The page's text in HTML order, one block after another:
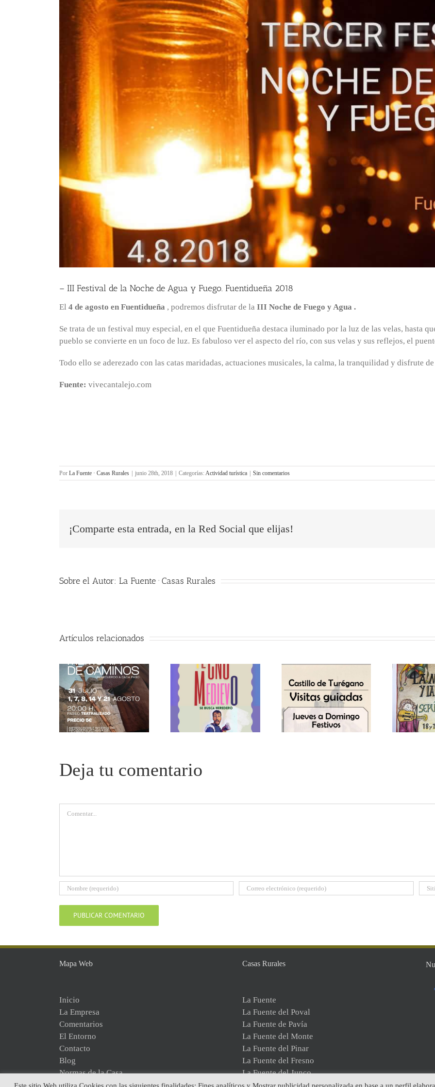
– III Festival de la Noche de Agua y Fuego. Fuentidueña 2018
El 4 de agosto en Fuentidueña , podremos disfrutar de la III Noche de Fuego y Agua .
Se trata de un festival muy especial, en el que Fuentidueña destaca iluminado por la luz de las velas, hasta
pueblo se convierte en un foco de luz. Es fabuloso ver el aspecto del río, con sus velas y sus reflejos, el
Todo ello se aderezado con las catas maridadas, actuaciones musicales, la calma, la tranquilidad y disfrute de
Fuente: vivecantalejo.com
Por La Fuente · Casas Rurales junio 28th, 2018 Categorías:Actividad turística Sin comentarios
¡Comparte esta entrada, en la Red Social que elijas!
Sobre el Autor: La Fuente · Casas Rurales
Artículos relacionados
Deja tu comentario
Comentar
Mapa Web
Inicio
La Empresa
Comentarios
El Entorno
Contacto
Blog
Normas de la Casa
Casas Rurales
La Fuente
La Fuente del Poval
La Fuente de Pavía
La Fuente del Monte
La Fuente del Pinar
La Fuente del Fresno
La Fuente del Junco